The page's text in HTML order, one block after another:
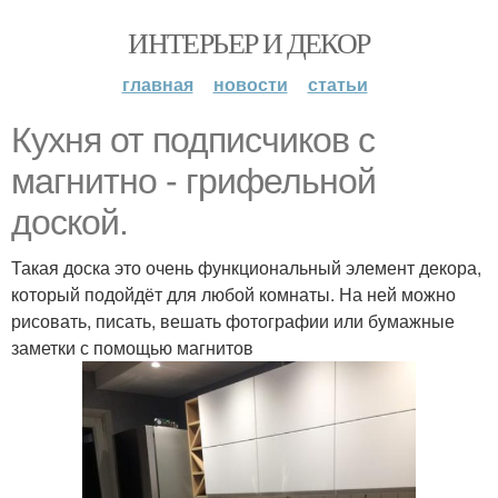
ИНТЕРЬЕР И ДЕКОР
главная новости статьи
Кухня от подписчиков с
магнитно - грифельной
доской.
Такая доска это очень функциональный элемент декора,
который подойдёт для любой комнаты. На ней можно
рисовать, писать, вешать фотографии или бумажные
заметки с помощью магнитов